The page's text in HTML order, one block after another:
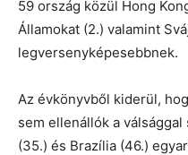
59 ország közül Hong
Államokat (2.) valamint
legversenyképesebbnek.
Az évkönyvből kiderül,
sem ellenállók a
(35.) és Brazília (46.)